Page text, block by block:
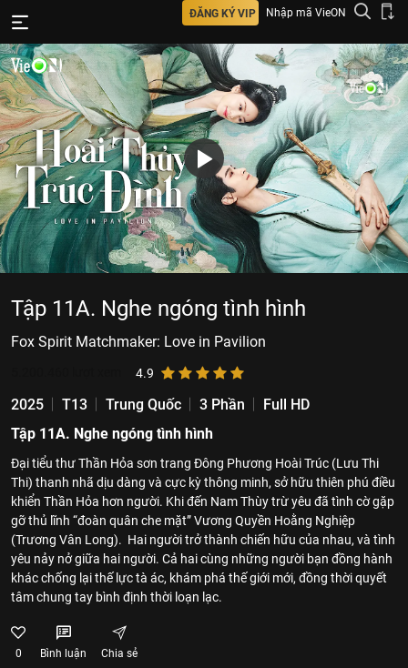
ĐĂNG KÝ VIP Nhập mã VieON
Tập 11A. Nghe ngóng tình hình
Fox Spirit Matchmaker: Love in Pavilion
4.9
2025 T13 Trung Quốc 3 Phần
Full HD
Tập 11A. Nghe ngóng tình hình
Đại tiểu thư Thần Hỏa sơn trang Đông Phương Hoài Trúc (Lưu Thi
Thi) thanh nhã dịu dàng và cực kỳ thông minh, sở hữu thiên phú điều
khiển Thần Hỏa hơn người. Khi đến Nam Thùy trừ yêu đã tình cờ gặp
gỡ thủ lĩnh “đoàn quân che mặt” Vương Quyền Hoằng Nghiệp
(Trương Vân Long). Hai người trở thành chiến hữu của nhau, và tình
yêu nảy nở giữa hai người. Cả hai cùng những người bạn đồng hành
khác chống lại thế lực tà ác, khám phá thế giới mới, đồng thời quyết
tâm chung tay bình định thời loạn lạc.
0 Bình luận Chia sẻ